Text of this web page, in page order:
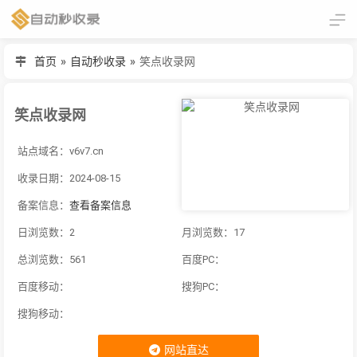
首页 » 自动秒收录 » 笑点收录网
笑点收录网
站点域名：v6v7.cn
收录日期：2024-08-15
备案信息： 查看备案信息
日浏览数：2 月浏览数：17
总浏览数：561 百度PC：
百度移动： 搜狗PC：
搜狗移动：
网站直达